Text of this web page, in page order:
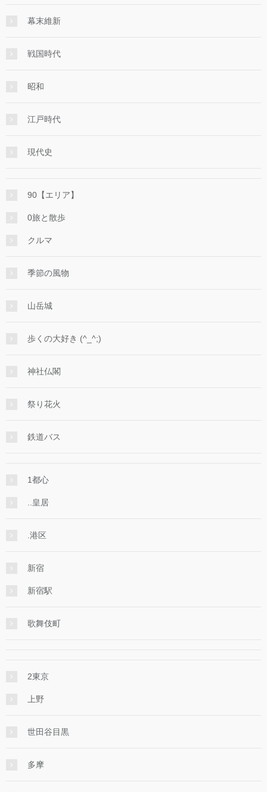
幕末維新
戦国時代
昭和
江戸時代
現代史
90【エリア】
0旅と散歩
クルマ
季節の風物
山岳城
歩くの大好き (^_^;)
神社仏閣
祭り花火
鉄道バス
1都心
..皇居
.港区
新宿
新宿駅
歌舞伎町
2東京
上野
世田谷目黒
多摩